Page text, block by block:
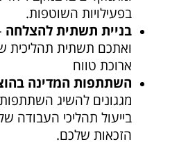
בפעילויות השוטפות.
בניית תשתית להצלחה
ואתכם תשתית
ארוכת טווח
השתתפות המדינה
מגגונים להשיג
בייעול תהליכי העבודה
הזכאות שלכם.